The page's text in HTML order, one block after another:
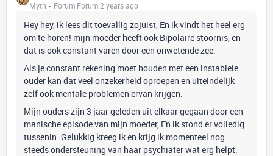
Myth Forum|Forum|2 years ago
Hey hey, ik lees dit toevallig zojuist, En ik vindt het heel erg
om te horen! mijn moeder heeft ook Bipolaire stoornis, en
dat is ook constant varen door een onwetende zee.
Als je constant rekening moet houden met een instabiele
ouder kan dat veel onzekerheid oproepen en uiteindelijk
zelf ook mentale problemen ervan krijgen.
Mijn ouders zijn 3 jaar geleden uit elkaar gegaan door een
manische episode van mijn moeder, En ik stond er volledig
tussenin. Gelukkig kreeg ik en krijg ik momenteel nog
steeds ondersteuning van haar psychiater wat erg helpt.